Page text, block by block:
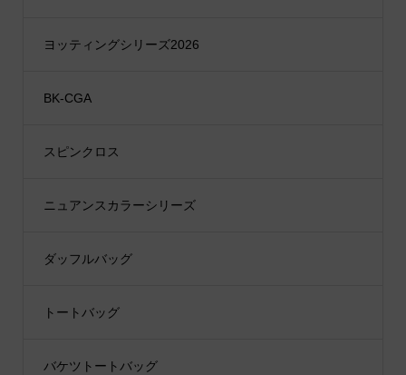
ヨッティングシリーズ2026
BK-CGA
スピンクロス
ニュアンスカラーシリーズ
ダッフルバッグ
トートバッグ
バケツトートバッグ